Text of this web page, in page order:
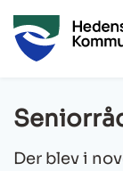
Der blev i